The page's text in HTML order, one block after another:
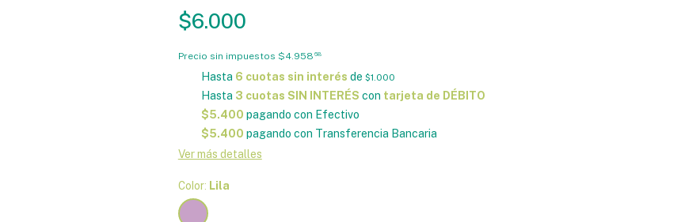
$6.000
Precio sin impuestos $4.958 68
Hasta 6 cuotas sin interés de $1.000
Hasta 3 cuotas SIN INTERÉS con tarjeta de DÉBITO
$5.400 pagando con Efectivo
$5.400 pagando con Transferencia Bancaria
Ver más detalles
Color: Lila